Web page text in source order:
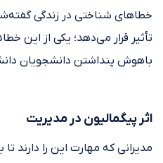
خطاهای شناختی در زندگی
تأثیر قرار می‌دهد؛ یکی از این
باهوش پنداشتن دانشجویان
اثر پیگمالیون در مدیریت
مدیرانی که مهارت این را دارند تا